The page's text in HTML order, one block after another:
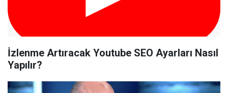
İzlenme Artıracak Youtube SEO Ayarları Nasıl
Yapılır?